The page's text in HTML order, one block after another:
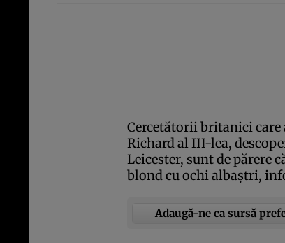
Cercetătorii britanici care
Richard al III-lea,
Leicester, sunt de părere
blond cu ochi albaştri,
Adaugă-ne ca sursă